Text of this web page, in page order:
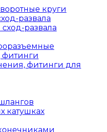
круги
развала
развала
фитинги для
катушках